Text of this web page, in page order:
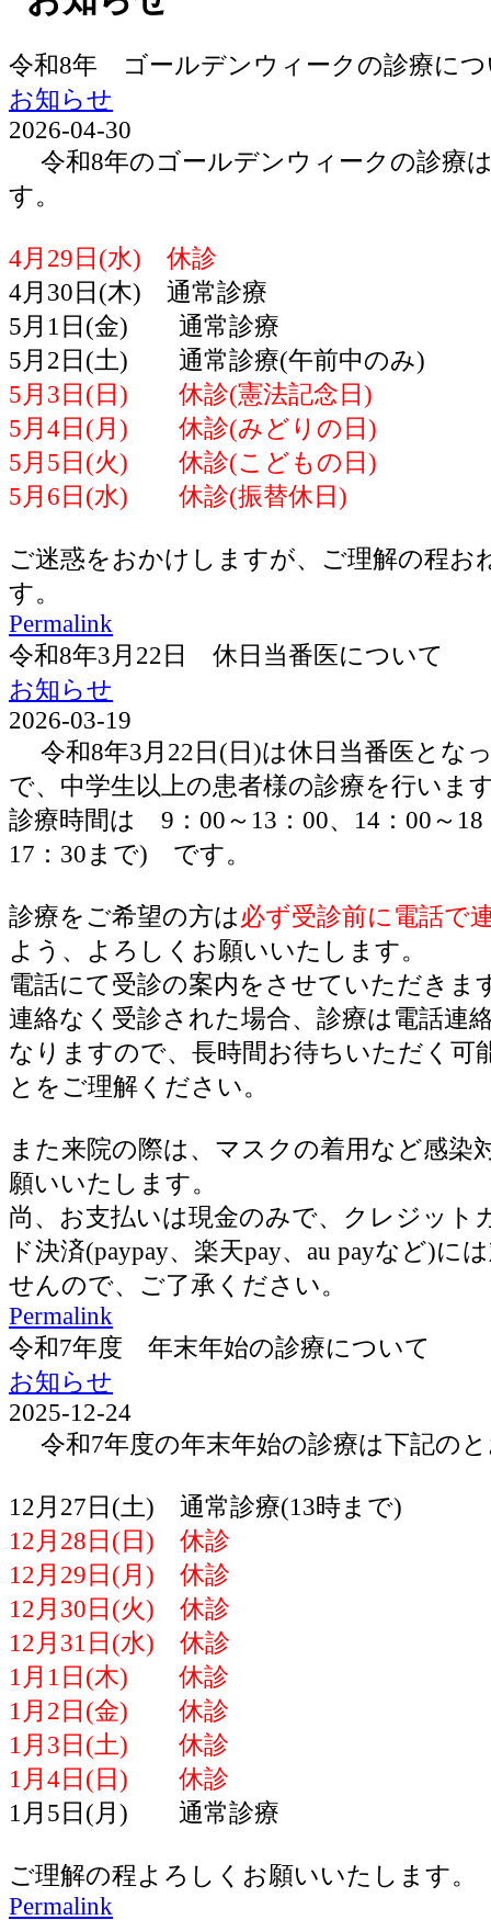
令和8年 ゴールデンウィークの診療に
お知らせ
2026-04-30
令和8年のゴールデンウィークの診療
す。
4月29日(水) 休診
4月30日(木) 通常診療
5月1日(金) 通常診療
5月2日(土) 通常診療(午前中のみ)
5月3日(日) 休診(憲法記念日)
5月4日(月) 休診(みどりの日)
5月5日(火) 休診(こどもの日)
5月6日(水) 休診(振替休日)
ご迷惑をおかけしますが、ご理解の程お
す。
Permalink
令和8年3月22日 休日当番医について
お知らせ
2026-03-19
令和8年3月22日(日)は休日当番医とな
で、中学生以上の患者様の診療を行いま
診療時間は 9：00～13：00、14：00～
17：30まで) です。
診療をご希望の方は必ず受診前に電話で
よう、よろしくお願いいたします。
電話にて受診の案内をさせていただきま
連絡なく受診された場合、診療は電話連
なりますので、長時間お待ちいただく可
とをご理解ください。
また来院の際は、マスクの着用など感染
願いいたします。
尚、お支払いは現金のみで、クレジット
ド決済(paypay、楽天pay、au payなど)に
せんので、ご了承ください。
Permalink
令和7年度 年末年始の診療について
お知らせ
2025-12-24
令和7年度の年末年始の診療は下記の
12月27日(土) 通常診療(13時まで)
12月28日(日) 休診
12月29日(月) 休診
12月30日(火) 休診
12月31日(水) 休診
1月1日(木) 休診
1月2日(金) 休診
1月3日(土) 休診
1月4日(日) 休診
1月5日(月) 通常診療
ご理解の程よろしくお願いいたします。
Permalink